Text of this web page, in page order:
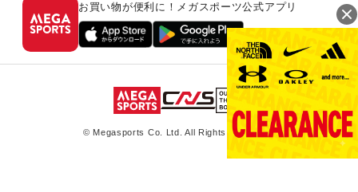
お買い物が便利に！メガスポーツ公式アプリ
© Megasports Co. Ltd. All Rights Reserved.